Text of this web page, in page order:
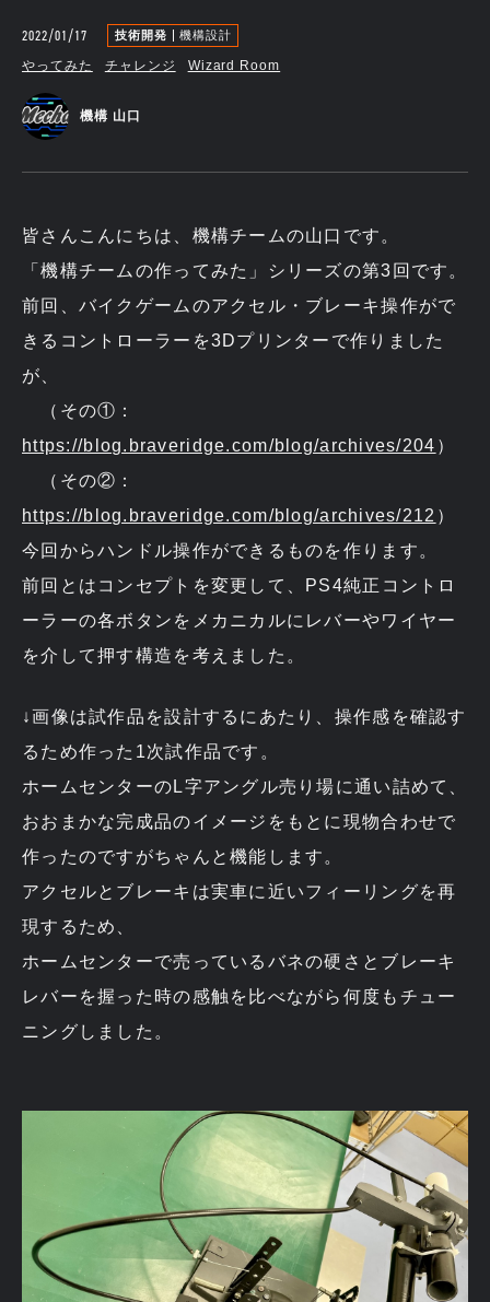
2022/01/17 技術開発 機構設計
やってみた チャレンジ Wizard Room
機構 山口
皆さんこんにちは、機構チームの山口です。
「機構チームの作ってみた」シリーズの第3回です。
前回、バイクゲームのアクセル・ブレーキ操作がで
きるコントローラーを3Dプリンターで作りました
が、
（その①：
https://blog.braveridge.com/blog/archives/204 ）
（その②：
https://blog.braveridge.com/blog/archives/212 ）
今回からハンドル操作ができるものを作ります。
前回とはコンセプトを変更して、PS4純正コントロ
ーラーの各ボタンをメカニカルにレバーやワイヤー
を介して押す構造を考えました。
↓画像は試作品を設計するにあたり、操作感を確認す
るため作った1次試作品です。
ホームセンターのL字アングル売り場に通い詰めて、
おおまかな完成品のイメージをもとに現物合わせで
作ったのですがちゃんと機能します。
アクセルとブレーキは実車に近いフィーリングを再
現するため、
ホームセンターで売っているバネの硬さとブレーキ
レバーを握った時の感触を比べながら何度もチュー
ニングしました。